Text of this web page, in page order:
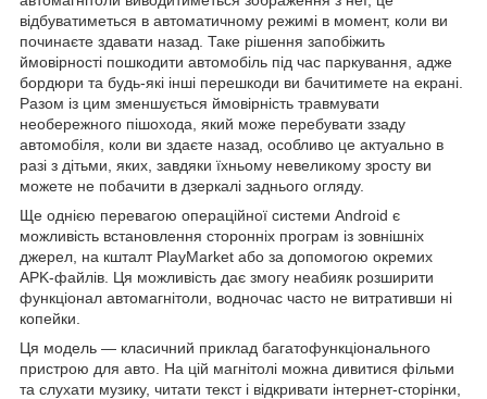
відбуватиметься в автоматичному режимі в момент, коли ви
починаєте здавати назад. Таке рішення запобіжить
ймовірності пошкодити автомобіль під час паркування, адже
бордюри та будь-які інші перешкоди ви бачитимете на екрані.
Разом із цим зменшується ймовірність травмувати
необережного пішохода, який може перебувати ззаду
автомобіля, коли ви здаєте назад, особливо це актуально в
разі з дітьми, яких, завдяки їхньому невеликому зросту ви
можете не побачити в дзеркалі заднього огляду.
Ще однією перевагою операційної системи Android є
можливість встановлення сторонніх програм із зовнішніх
джерел, на кшталт PlayMarket або за допомогою окремих
APK-файлів. Ця можливість дає змогу неабияк розширити
функціонал автомагнітоли, водночас часто не витративши ні
копейки.
Ця модель — класичний приклад багатофункціонального
пристрою для авто. На цій магнітолі можна дивитися фільми
та слухати музику, читати текст і відкривати інтернет-сторінки,